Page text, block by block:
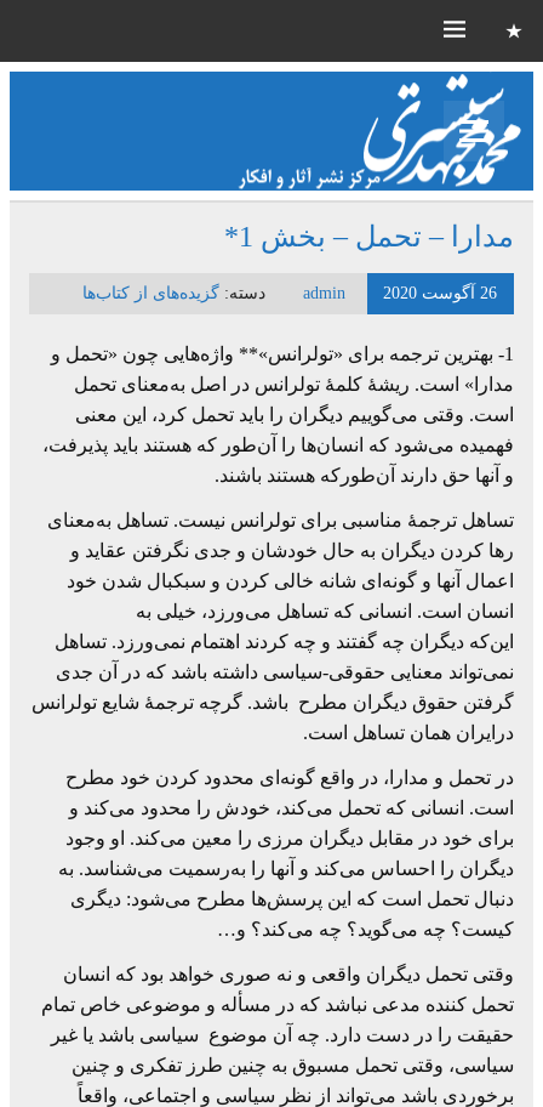
مدارا – تحمل – بخش 1*
26 آگوست 2020 admin دسته: گزیده‌های از کتاب‌ها
1- بهترین ترجمه برای «تولرانس»** واژه‌هایی چون «تحمل و
مدارا» است. ریشۀ کلمۀ تولرانس در اصل به‌معنای تحمل
است. وقتی می‌گوییم دیگران را باید تحمل کرد، این معنی
فهمیده می‌شود که انسان‌ها را آن‌طور که هستند باید پذیرفت،
و آنها حق دارند آن‌طورکه هستند باشند.
تساهل ترجمۀ مناسبی برای تولرانس نیست. تساهل به‌معنای
رها کردن دیگران به حال خودشان و جدی نگرفتن عقاید و
اعمال آنها و گونه‌ای شانه خالی کردن و سبکبال شدن خود
انسان است. انسانی که تساهل می‌ورزد، خیلی به
این‌که دیگران چه گفتند و چه کردند اهتمام نمی‌ورزد. تساهل
نمی‌تواند معنایی حقوقی-سیاسی داشته باشد که در آن جدی
گرفتن حقوق دیگران مطرح باشد. گرچه ترجمۀ شایع تولرانس
درایران همان تساهل است.
در تحمل و مدارا، در واقع گونه‌ای محدود کردن خود مطرح
است. انسانی که تحمل می‌کند، خودش را محدود می‌کند و
برای خود در مقابل دیگران مرزی را معین می‌کند. او وجود
دیگران را احساس می‌کند و آنها را به‌رسمیت می‌شناسد. به
دنبال تحمل است که این پرسش‌ها مطرح می‌شود: دیگری
کیست؟ چه می‌گوید؟ چه می‌کند؟ و…
وقتی تحمل دیگران واقعی و نه صوری خواهد بود که انسان
تحمل‌ کننده مدعی نباشد که در مسأله و موضوعی خاص تمام
حقیقت را در دست دارد. چه آن موضوع سیاسی باشد یا غیر
سیاسی، وقتی تحمل مسبوق به چنین طرز تفکری و چنین
برخوردی باشد می‌تواند از نظر سیاسی و اجتماعی، واقعاً